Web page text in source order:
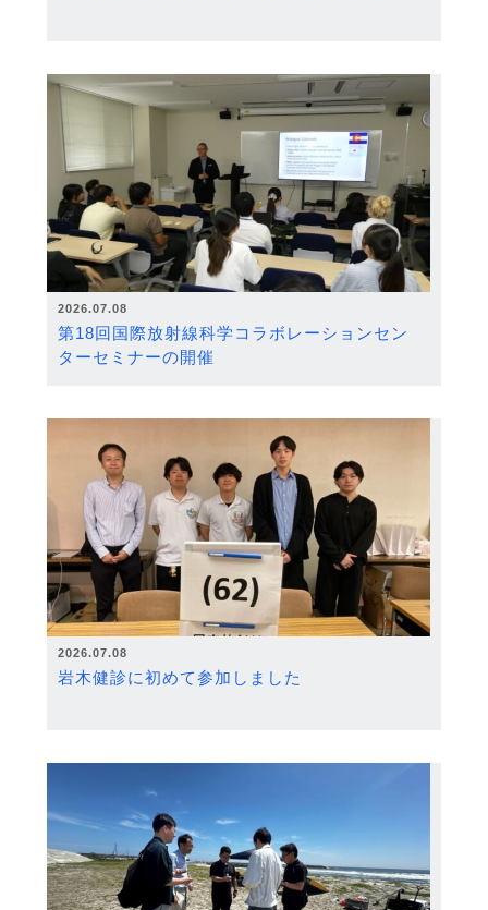
2026.07.08
第18回国際放射線科学コラボレーションセン
ターセミナーの開催
2026.07.08
岩木健診に初めて参加しました